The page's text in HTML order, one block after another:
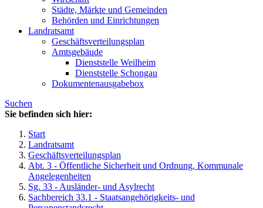
Städte, Märkte und Gemeinden
Behörden und Einrichtungen
Landratsamt
Geschäftsverteilungsplan
Amtsgebäude
Dienststelle Weilheim
Dienststelle Schongau
Dokumentenausgabebox
Suchen
Sie befinden sich hier:
Start
Landratsamt
Geschäftsverteilungsplan
Abt. 3 - Öffentliche Sicherheit und Ordnung, Kommunale
Angelegenheiten
Sg. 33 - Ausländer- und Asylrecht
Sachbereich 33.1 - Staatsangehörigkeits- und